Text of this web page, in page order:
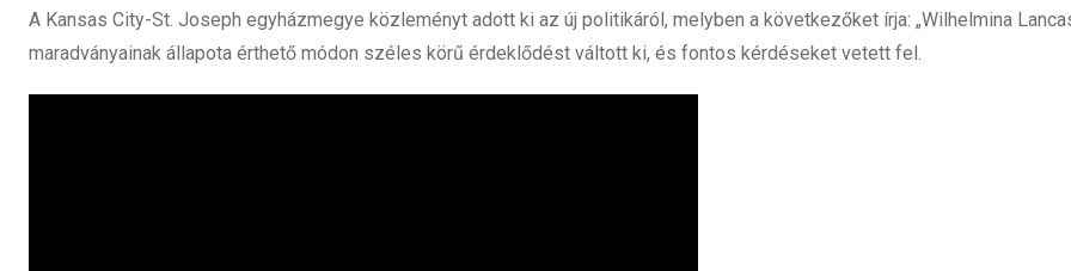
A Kansas City-St. Joseph egyházmegye közleményt adott ki az új politikáról, melyben a következőket írja: „Wilhelmina
maradványainak állapota érthető módon széles körű érdeklődést váltott ki, és fontos kérdéseket vetett fel.